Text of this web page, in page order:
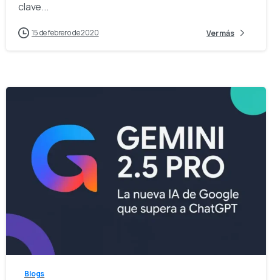
clave...
15 de febrero de 2020 Ver más
Blogs